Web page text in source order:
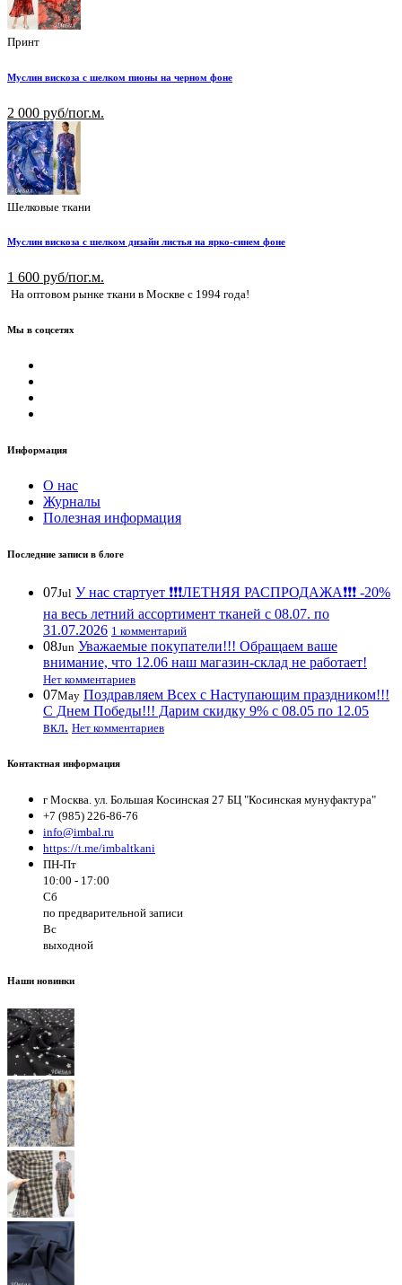
Принт
Муслин вискоза с шелком пионы на черном фоне
2 000 руб/пог.м.
Шелковые ткани
Муслин вискоза с шелком дизайн листья на ярко-синем фоне
1 600 руб/пог.м.
На оптовом рынке ткани в Москве с 1994 года!
Мы в соцсетях
Информация
О нас
Журналы
Полезная информация
Последние записи в блоге
07Jul У нас стартует ❗️❗️❗️ЛЕТНЯЯ РАСПРОДАЖА❗️❗️❗️ -20%
на весь летний ассортимент тканей с 08.07. по
31.07.2026 1 комментарий
08Jun Уважаемые покупатели!!! Обращаем ваше
внимание, что 12.06 наш магазин-склад не работает!
Нет комментариев
07May Поздравляем Всех с Наступающим праздником!!!
С Днем Победы!!! Дарим скидку 9% с 08.05 по 12.05
вкл. Нет комментариев
Контактная информация
г Москва. ул. Большая Косинская 27 БЦ "Косинская мунуфактура"
+7 (985) 226-86-76
info@imbal.ru
https://t.me/imbaltkani
ПН-Пт
10:00 - 17:00
Сб
по предварительной записи
Вс
выходной
Наши новинки